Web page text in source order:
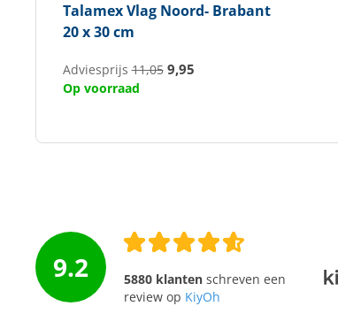
TalamexVlag Noord- Brabant
20 x 30 cm
Adviesprijs11,05 9,95
Op voorraad
9.2 5880 klantenschreven een
review op KiyOh